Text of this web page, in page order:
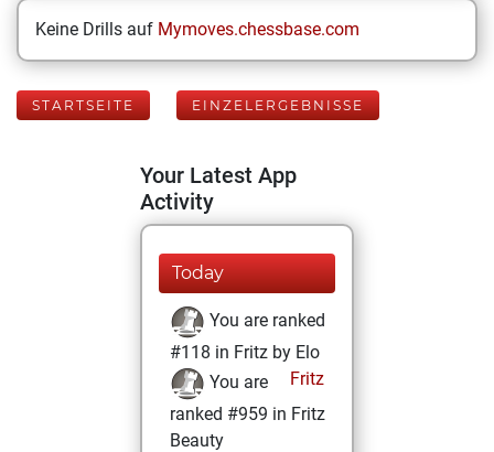
Keine Drills auf Mymoves.chessbase.com
STARTSEITE EINZELERGEBNISSE
Your Latest App
Activity
Today
You are ranked
#118 in Fritz by Elo
Fritz
You are
ranked #959 in Fritz
Beauty